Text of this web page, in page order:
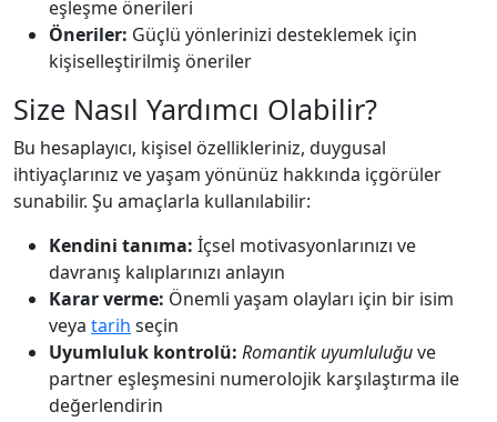
eşleşme önerileri
Öneriler: Güçlü yönlerinizi desteklemek için
kişiselleştirilmiş öneriler
Size Nasıl Yardımcı Olabilir?
Bu hesaplayıcı, kişisel özellikleriniz, duygusal
ihtiyaçlarınız ve yaşam yönünüz hakkında içgörüler
sunabilir. Şu amaçlarla kullanılabilir:
Kendini tanıma: İçsel motivasyonlarınızı ve
davranış kalıplarınızı anlayın
Karar verme: Önemli yaşam olayları için bir isim
veya tarih seçin
Uyumluluk kontrolü: Romantik uyumluluğuve
partner eşleşmesini numerolojik karşılaştırma ile
değerlendirin